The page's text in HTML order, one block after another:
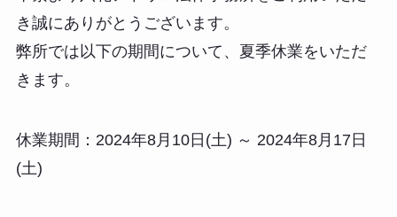
き誠にありがとうございます。
弊所では以下の期間について、夏季休業をいただ
きます。
休業期間：2024年8月10日(土) ～ 2024年8月17日
(土)